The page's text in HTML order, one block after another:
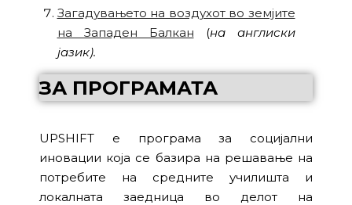
Загадувањето на воздухот во земјите
на Западен Балкан (на англиски
јазик).
ЗА ПРОГРАМАТА
UPSHIFT е програма за социјални
иновации која се базира на решавање на
потребите на средните училишта и
локалната заедница во делот на